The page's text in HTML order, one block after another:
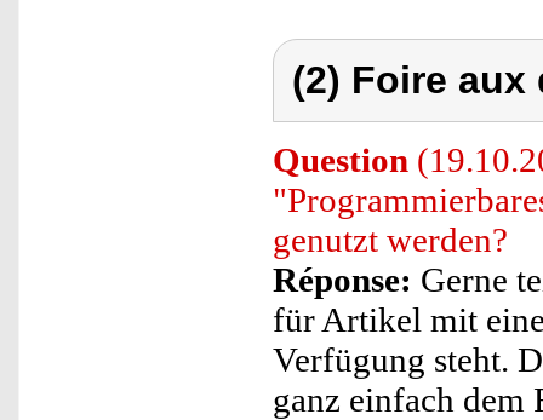
(2) Foire
Question
genutzt werden?
Réponse: Gerne
für Artikel mit
Verfügung steht.
ganz einfach dem